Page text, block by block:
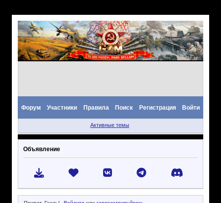
Форум Участники Правила Поиск Регистрация Войти
Активные темы
Объявление